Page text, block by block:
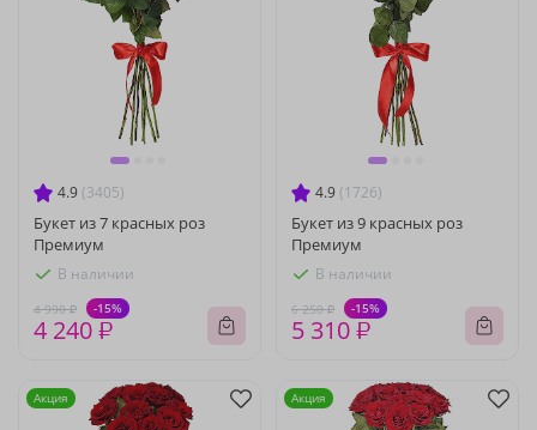
4.9 (3405)
Букет из 7 красных роз
Премиум
В наличии
4 990 ₽ -15%
4 240 ₽
4.9 (1726)
Букет из 9 красных роз
Премиум
В наличии
6 250 ₽ -15%
5 310 ₽
Акция Акция